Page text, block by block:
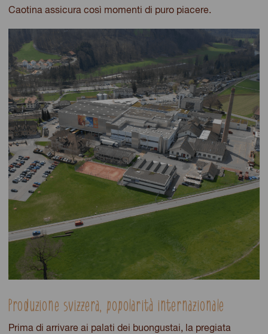
Caotina assicura così momenti di puro piacere.
Produzione svizzera, popolarità internazionale
Prima di arrivare ai palati dei buongustai, la pregiata